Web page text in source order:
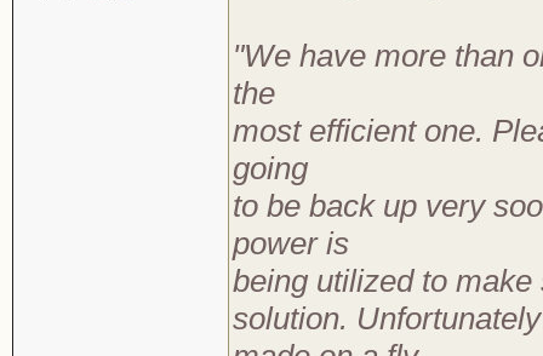
"We have more than
the
most efficient one.
going
to be back up very
power is
being utilized to
solution.